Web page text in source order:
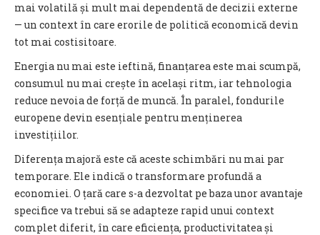
mai volatilă și mult mai dependentă de decizii externe
— un context în care erorile de politică economică devin
tot mai costisitoare.
Energia nu mai este ieftină, finanțarea este mai scumpă,
consumul nu mai crește în același ritm, iar tehnologia
reduce nevoia de forță de muncă. În paralel, fondurile
europene devin esențiale pentru menținerea
investițiilor.
Diferența majoră este că aceste schimbări nu mai par
temporare. Ele indică o transformare profundă a
economiei. O țară care s-a dezvoltat pe baza unor avantaje
specifice va trebui să se adapteze rapid unui context
complet diferit, în care eficiența, productivitatea și